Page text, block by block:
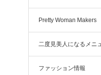
Pretty Woman Makers
二度見美人になるメニ
ファッション情報